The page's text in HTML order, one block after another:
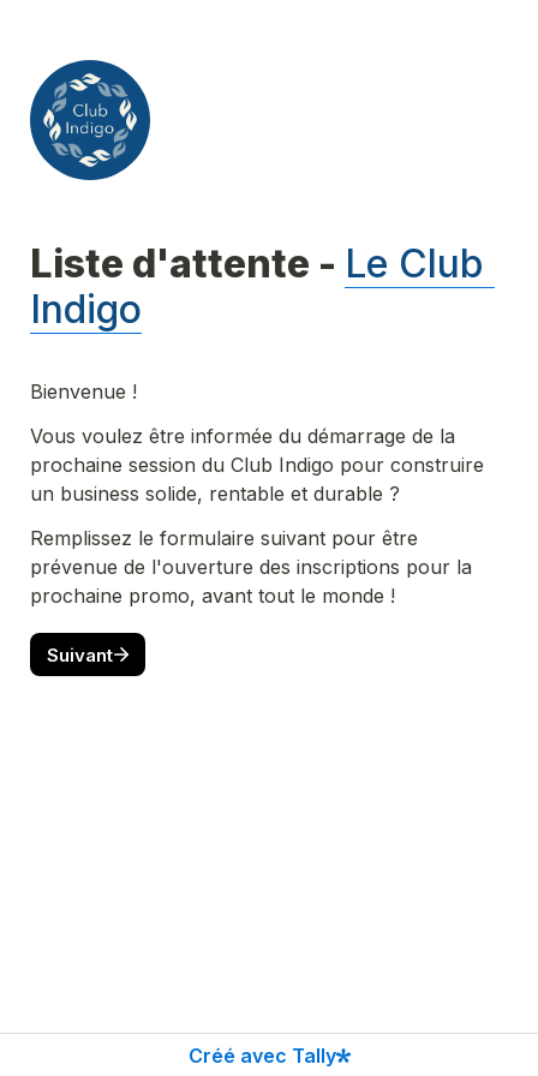
Liste d'attente - Le Club
Indigo
Bienvenue !
Vous voulez être informée du démarrage de la
prochaine session du Club Indigo pour construire
un business solide, rentable et durable ?
Remplissez le formulaire suivant pour être
prévenue de l'ouverture des inscriptions pour la
prochaine promo, avant tout le monde !
Suivant
Créé avec Tally